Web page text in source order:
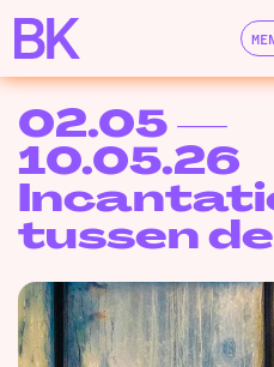
02.05 —
10.05.26
tussen